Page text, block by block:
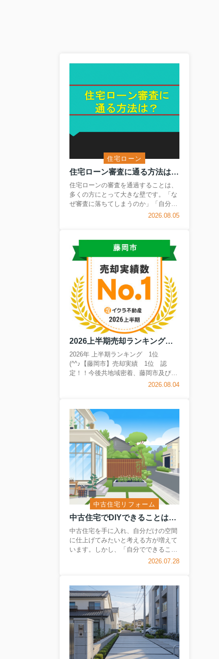
住宅ローン
住宅ローン審査に通る方法は？条件や安定収入のポイント解説
住宅ローンの審査を通過することは、
多くの方にとって大きな壁です。「な
ぜ審査に落ちてしまうのか」「自分に
できる対策はあるのか」と悩まれる方
具体的な条件や事前にできる対策につ
いて分かりやすく解説します。安定収
入や自己資金の準備、正しい申し込み
方まで、審査通過のために重要なポイ
ントを押さえてご紹介しますので、ぜ
ひ最後までご覧ください。 【目次】・
収入・勤続年数・信用情報の安定性が
基礎条件・自己資金と借入希望額の調
整で返済負担を軽減・申し込み時期や
申し込み方法で通過率を高める工夫・
ペアローン・収入合算などの融通ある
申し込み方法の活...
2026.08.05
2026上半期売却ランキング 1位(^^♪
2026年 上半期ランキング 1位
(^^♪【藤岡市】売却実績 1位 認
定！！今後共地域密着、藤岡市及び近
隣エリアの不動産売却のお役に立てる
ード売却＆高価買取！！）
2026.08.04
中古住宅リフォーム
中古住宅でDIYできることは何がある？プロに任せる作業との違いも解説
中古住宅を手に入れ、自分だけの空間
に仕上げてみたいと考える方が増えて
います。しかし、「自分でできるこ
と」と「プロに任せた方が良いこと」
やすく、どこまでDIYで挑戦できるの
か、どんな作業は専門業者に依頼すべ
きか、その判断のコツをお伝えしま
す。自分らしい住まいを安心して作る
ためのヒントを、分かりやすくご紹介
します。 【目次】・DIYで挑戦しやす
い作業内容とメリット・DIYが向いて
いる範囲とプロに任せるべき領域の判
2026.07.28